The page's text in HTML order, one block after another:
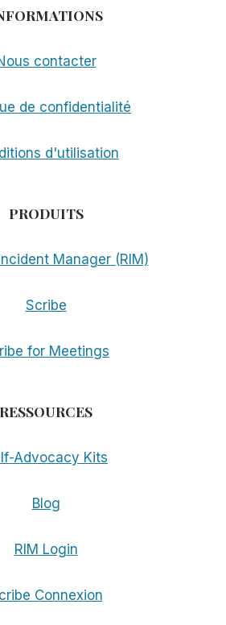
contacter
de confidentialité
d'utilisation
PRODUITS
Manager (RIM)
Scribe
for Meetings
RESSOURCES
Advocacy Kits
Blog
RIM Login
Connexion